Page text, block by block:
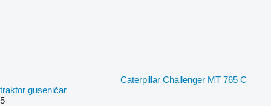
Caterpillar Challenger MT 765 C
traktor guseničar
5